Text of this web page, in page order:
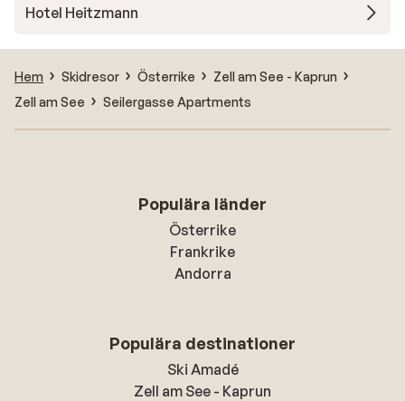
Hotel Heitzmann
Hem Skidresor Österrike
Zell am See - Kaprun
Zell am See
Seilergasse Apartments
Populära länder
Österrike
Frankrike
Andorra
Populära destinationer
Ski Amadé
Zell am See - Kaprun